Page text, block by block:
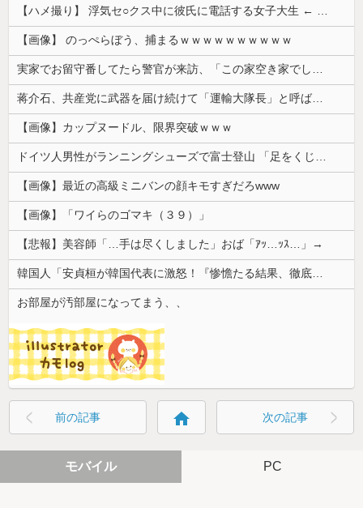
【ハメ撮り】 浮気セ○クス中に彼氏に電話する女子大生 ← これを現実にやる子が現れる…
【画像】 のっぺらぼう、捕まるｗｗｗｗｗｗｗｗｗｗ
実家でお留守番してたら警官が来訪、「この家空き家でしたよね？」と問いかけてくるが実際は30年ほど住んでおり……
蒋介石、共産党に武器を届け続けて「運輸大隊長」と呼ばれる
【画像】カップヌードル、限界突破ｗｗｗ
ドイツ人男性がランニングシューズで富士登山 「足をくじいて動けない」
【画像】最近の高級ミニバンの顔キモすぎだろwww
【画像】「ワイらのゴマキ（３９）」
【悲報】美容師「…手は尽くしました」おば「ｱｯ…ｯｽ…」→
韓国人「安貞桓が韓国代表に激怒！『惨憺たる結果、徹底的な刷新が必要だ』と監督や協会を痛烈批判」
お部屋が汚部屋になってまう、、
前の記事 home 次の記事
モバイル PC